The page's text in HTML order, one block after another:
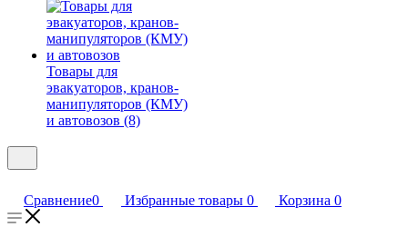
Товары для
эвакуаторов, кранов-
манипуляторов (КМУ)
и автовозов (8)
Сравнение0 Избранные товары 0 Корзина 0